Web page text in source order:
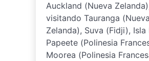
Auckland (Nueva
visitando Tauranga (Nueva
Zelanda), Suva (Fidji), Isla
Papeete (Polinesia
Moorea (Polinesia